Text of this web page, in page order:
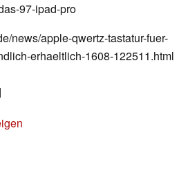
97-ipad-pro
news/apple-qwertz-tastatur-fuer-
erhaeltlich-1608-122511.html